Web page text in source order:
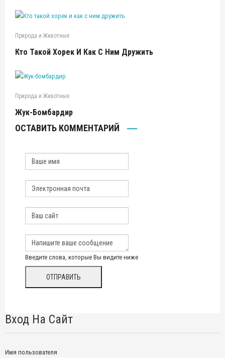
Природа и Животные
Кто Такой Хорек И Как С Ним Дружить
Природа и Животные
Жук-Бомбардир
ОСТАВИТЬ КОММЕНТАРИЙ
Введите слова, которые Вы видите ниже
Вход На Сайт
Имя пользователя